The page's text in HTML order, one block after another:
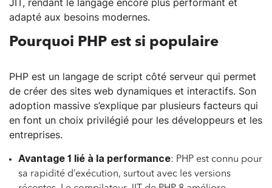
adapté aux besoins modernes.
Pourquoi PHP est si populaire
PHP est un langage de script côté serveur qui permet
de créer des sites web dynamiques et interactifs. Son
adoption massive s’explique par plusieurs facteurs qui
en font un choix privilégié pour les développeurs et les
entreprises.
Avantage 1 lié à la performance: PHP est connu pour
sa rapidité d’exécution, surtout avec les versions